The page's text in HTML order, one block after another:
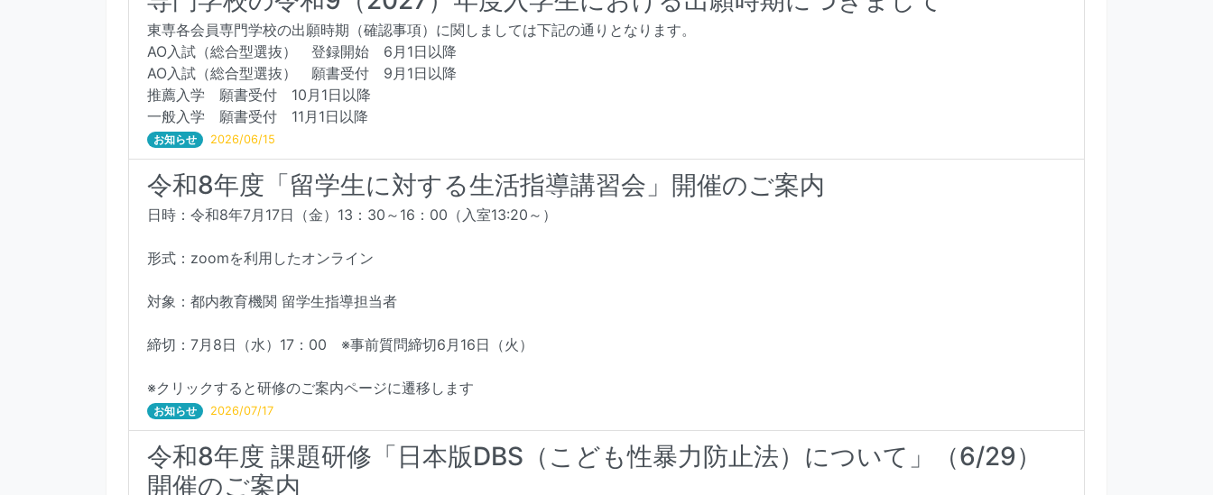
東専各会員専門学校の出願時期（確認事項）に関しましては下記の通りとなります。
AO入試（総合型選抜） 登録開始 6月1日以降
AO入試（総合型選抜） 願書受付 9月1日以降
推薦入学 願書受付 10月1日以降
一般入学 願書受付 11月1日以降
お知らせ 2026/06/15
令和8年度「留学生に対する生活指導講習会」開催のご案内
日時：令和8年7月17日（金）13：30～16：00（入室13:20～）
形式：zoomを利用したオンライン
対象：都内教育機関 留学生指導担当者
締切：7月8日（水）17：00 ※事前質問締切6月16日（火）
※クリックすると研修のご案内ページに遷移します
お知らせ 2026/07/17
令和8年度 課題研修「日本版DBS（こども性暴力防止法）について」（6/29）
開催のご案内